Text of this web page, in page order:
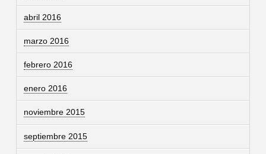
abril 2016
marzo 2016
febrero 2016
enero 2016
noviembre 2015
septiembre 2015